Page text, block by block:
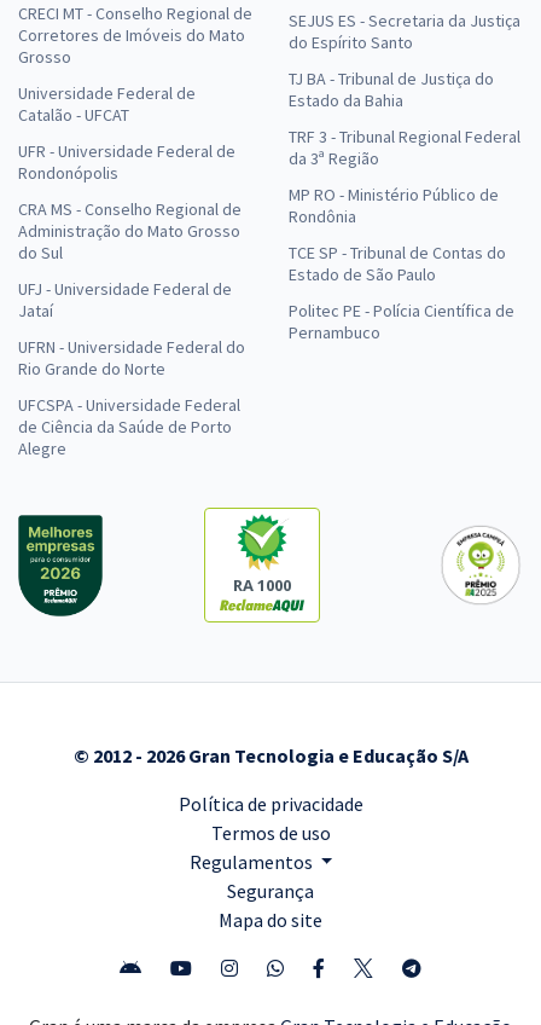
CRECI MT - Conselho Regional de
Corretores de Imóveis do Mato
Grosso
Universidade Federal de
Catalão - UFCAT
UFR - Universidade Federal de
Rondonópolis
CRA MS - Conselho Regional de
Administração do Mato Grosso
do Sul
UFJ - Universidade Federal de
Jataí
UFRN - Universidade Federal do
Rio Grande do Norte
UFCSPA - Universidade Federal
de Ciência da Saúde de Porto
Alegre
SEJUS ES - Secretaria da Justiça
do Espírito Santo
TJ BA - Tribunal de Justiça do
Estado da Bahia
TRF 3 - Tribunal Regional Federal
da 3ª Região
MP RO - Ministério Público de
Rondônia
TCE SP - Tribunal de Contas do
Estado de São Paulo
Politec PE - Polícia Científica de
Pernambuco
RA 1000
© 2012 - 2026 Gran Tecnologia e Educação S/A
Política de privacidade
Termos de uso
Regulamentos
Segurança
Mapa do site